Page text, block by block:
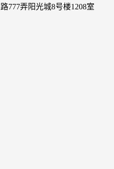
777弄阳光城8号楼1208室